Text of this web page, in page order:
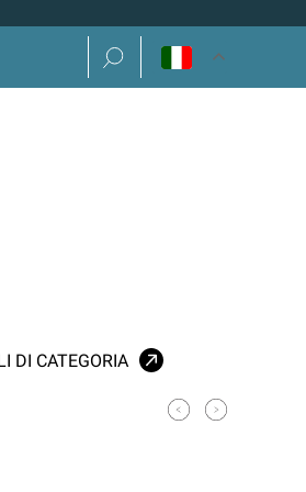
Ricerca per:
DI CATEGORIA